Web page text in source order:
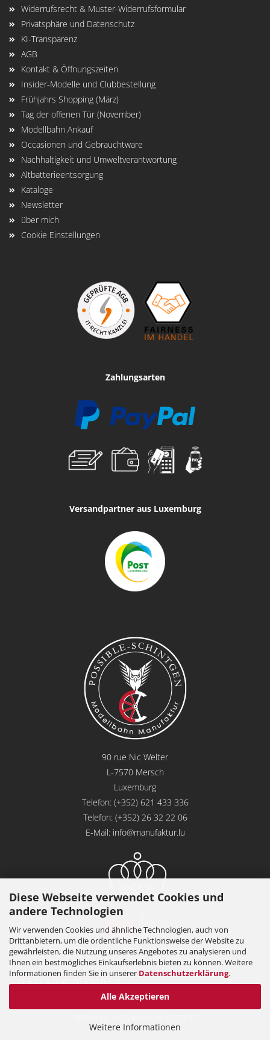
Diese Webseite verwendet Cookies und
andere Technologien
Wir verwenden Cookies und ähnliche Technologien, auch von
Drittanbietern, um die ordentliche Funktionsweise der Website zu
gewährleisten, die Nutzung unseres Angebotes zu analysieren und
Ihnen ein bestmögliches Einkaufserlebnis bieten zu können. Weitere
Informationen finden Sie in unserer Datenschutzerklärung.
Alle Akzeptieren
Weitere Informationen
Widerrufsrecht & Muster-Widerrufsformular
Privatsphäre und Datenschutz
KI-Transparenz
AGB
Kontakt & Öffnungszeiten
Insider-Modelle und Clubbestellung
Frühjahrs Shopping (März)
Tag der offenen Tür (November)
Modellbahn Ankauf
Occasionen und Gebrauchtware
Nachhaltigkeit und Umweltverantwortung
Altbatterieentsorgung
Kataloge
Newsletter
über mich
Cookie Einstellungen
Zahlungsarten
Versandpartner aus Luxemburg
90 rue Nic Welter
L-7570 Mersch
Luxemburg
Telefon: (+352) 621 433 336
Telefon: (+352) 26 32 22 06
E-Mail: info@manufaktur.lu
VERTRAG WIDERRUFEN